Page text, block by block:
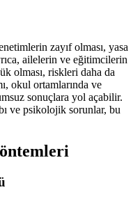
zayıf olması, yasa
ailelerin ve eğitimcilerin
olması, riskleri daha da
okul ortamlarında ve
sonuçlara yol açabilir.
ve psikolojik sorunlar, bu